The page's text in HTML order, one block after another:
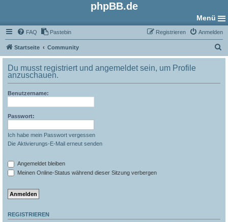
phpBB.de
Menü
FAQ Pastebin Anmelden
Registrieren
Startseite Community
u
Du musst registriert und angemeldet sein, um Profile
anzuschauen.
Benutzername:
Passwort:
Ich habe mein Passwort vergessen
Die Aktivierungs-E-Mail erneut senden
Angemeldet bleiben
Meinen Online-Status während dieser Sitzung verbergen
REGISTRIEREN